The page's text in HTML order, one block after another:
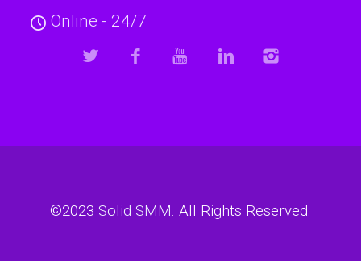
Online - 24/7
©2023 Solid SMM. All Rights Reserved.